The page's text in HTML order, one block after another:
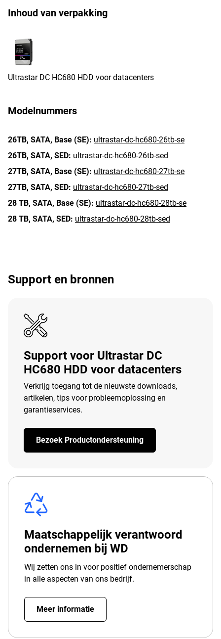
Inhoud van verpakking
Ultrastar DC HC680 HDD voor datacenters
Modelnummers
26TB, SATA, Base (SE): ultrastar-dc-hc680-26tb-se
26TB, SATA, SED: ultrastar-dc-hc680-26tb-sed
27TB, SATA, Base (SE): ultrastar-dc-hc680-27tb-se
27TB, SATA, SED: ultrastar-dc-hc680-27tb-sed
28 TB, SATA, Base (SE): ultrastar-dc-hc680-28tb-se
28 TB, SATA, SED: ultrastar-dc-hc680-28tb-sed
Support en bronnen
Support voor Ultrastar DC
HC680 HDD voor datacenters
Verkrijg toegang tot de nieuwste downloads,
artikelen, tips voor probleemoplossing en
garantieservices.
Bezoek Productondersteuning
Maatschappelijk verantwoord
ondernemen bij WD
Wij zetten ons in voor positief ondernemerschap
in alle aspecten van ons bedrijf.
Meer informatie